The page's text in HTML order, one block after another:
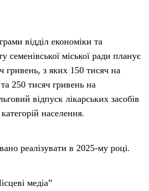
відділ економіки та
семенівської міської ради планує
гривень, з яких 150 тисяч на
250 тисяч гривень на
відпуск лікарських засобів
населення.
реалізувати в 2025-му році.
медіа”